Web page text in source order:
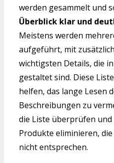
werden gesammelt und
Überblick klar und
Meistens werden
aufgeführt, mit
wichtigsten Details, die
gestaltet sind. Diese
helfen, das lange Lesen
Beschreibungen zu
die Liste überprüfen
Produkte eliminieren,
nicht entsprechen.